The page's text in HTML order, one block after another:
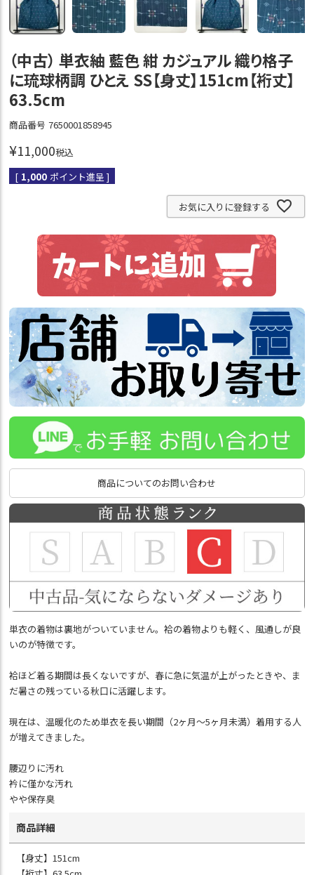
（中古） 単衣紬 藍色 紺 カジュアル 織り格子
に琉球柄調 ひとえ SS【身丈】151cm【裄丈】
63.5cm
商品番号 7650001858945
¥11,000税込
[ 1,000 ポイント進呈 ]
お気に入りに登録する
商品についてのお問い合わせ
単衣の着物は裏地がついていません。袷の着物よりも軽く、風通しが良
いのが特徴です。
袷ほど着る期間は長くないですが、春に急に気温が上がったときや、ま
だ暑さの残っている秋口に活躍します。
現在は、温暖化のため単衣を長い期間（2ヶ月～5ヶ月未満）着用する人
が増えてきました。
腰辺りに汚れ
衿に僅かな汚れ
やや保存臭
商品詳細
【身丈】151cm